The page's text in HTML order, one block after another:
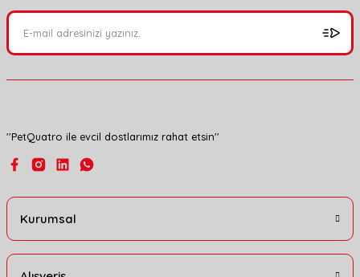
''PetQuatro ile evcil dostlarımız rahat etsin''
Kurumsal